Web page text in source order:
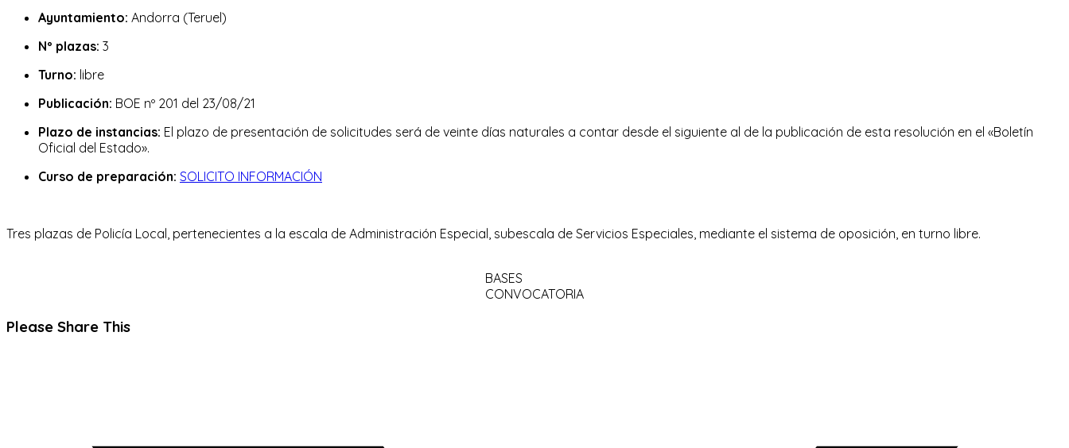
entrada:
la
Ayuntamiento: Andorra (Teruel)
Nº plazas: 3
Turno: libre
Publicación: BOE nº 201 del 23/08/21
Plazo de instancias: El plazo de presentación de solicitudes será de veinte días naturales a contar desde el siguiente al de la publicación de esta resolución en el «Boletín
Oficial del Estado».
Curso de preparación: SOLICITO INFORMACIÓN
Tres plazas de Policía Local, pertenecientes a la escala de Administración Especial, subescala de Servicios Especiales, mediante el sistema de oposición, en turno libre.
BASES
CONVOCATORIA
Please Share ThisCompartir